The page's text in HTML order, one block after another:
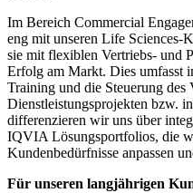
Im Bereich Commercial
eng mit unseren Life Sciences-
sie mit flexiblen Vertriebs- und
Erfolg am Markt. Dies umfasst
Training und die Steuerung des
Dienstleistungsprojekten bzw.
differenzieren wir uns über
IQVIA Lösungsportfolios, die
Kundenbedürfnisse anpassen
Für unseren langjährigen